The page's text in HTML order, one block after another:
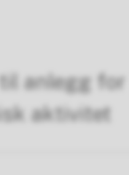
anlegg for
aktivitet